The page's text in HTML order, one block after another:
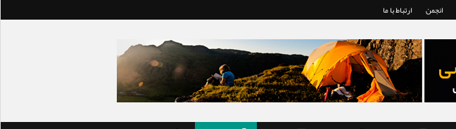
انجمن ارتباط با ما